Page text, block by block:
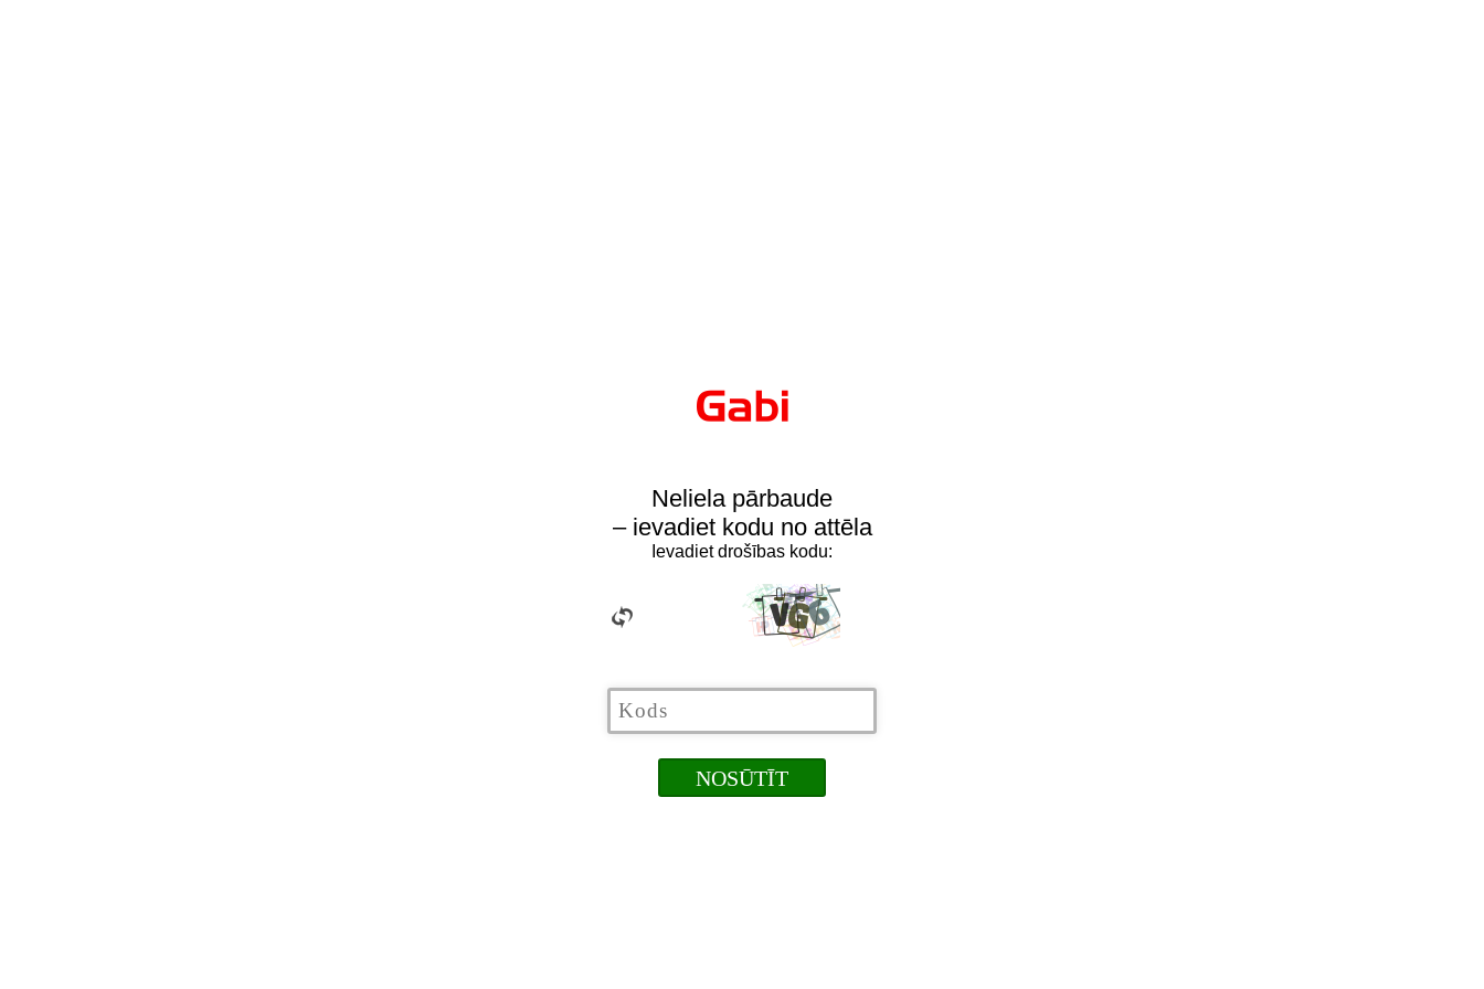
Neliela pārbaude
– ievadiet kodu no attēla
Ievadiet drošības kodu: